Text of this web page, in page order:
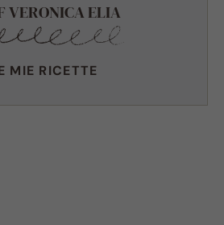
VERONICA ELIA
MIE RICETTE